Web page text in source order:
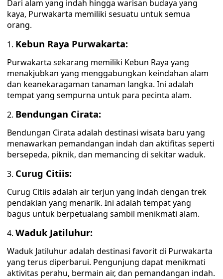
Dari alam yang indah hingga warisan budaya yang
kaya, Purwakarta memiliki sesuatu untuk semua
orang.
Kebun Raya Purwakarta:
Purwakarta sekarang memiliki Kebun Raya yang
menakjubkan yang menggabungkan keindahan alam
dan keanekaragaman tanaman langka. Ini adalah
tempat yang sempurna untuk para pecinta alam.
Bendungan Cirata:
Bendungan Cirata adalah destinasi wisata baru yang
menawarkan pemandangan indah dan aktifitas seperti
bersepeda, piknik, dan memancing di sekitar waduk.
Curug Citiis:
Curug Citiis adalah air terjun yang indah dengan trek
pendakian yang menarik. Ini adalah tempat yang
bagus untuk berpetualang sambil menikmati alam.
Waduk Jatiluhur:
Waduk Jatiluhur adalah destinasi favorit di Purwakarta
yang terus diperbarui. Pengunjung dapat menikmati
aktivitas perahu, bermain air, dan pemandangan indah.